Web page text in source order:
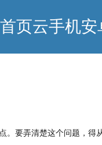
首页云手机安
。要弄清楚这个问题，得